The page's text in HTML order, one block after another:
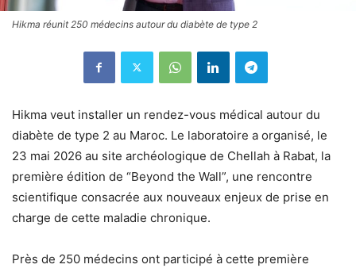
Hikma réunit 250 médecins autour du diabète de type 2
Hikma veut installer un rendez-vous médical autour du
diabète de type 2 au Maroc. Le laboratoire a organisé, le
23 mai 2026 au site archéologique de Chellah à Rabat, la
première édition de “Beyond the Wall”, une rencontre
scientifique consacrée aux nouveaux enjeux de prise en
charge de cette maladie chronique.
Près de 250 médecins ont participé à cette première